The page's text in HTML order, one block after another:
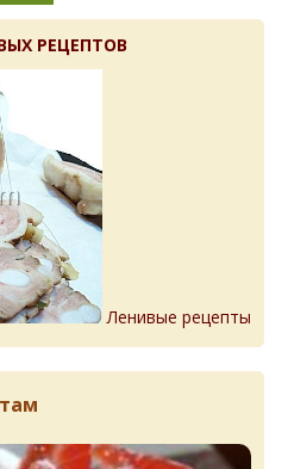
РЕЦЕПТОВ
Ленивые рецепты